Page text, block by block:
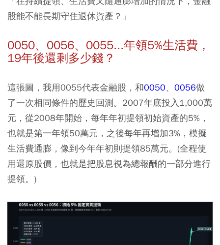
股能不能長期守住退休資產？」
0050、0056、0055...年領5%生活費，
19年後還剩多少錢？
這張圖，我用0055代表金融股，和0050、 0056做
了一次相同條件的歷史回測。2007年底投入1,000萬
元，從2008年開始，每年年初提領初始資產的5%，
也就是第一年領50萬元，之後每年再增加3%，模擬
生活費通膨，像到今年年初則提領85萬元。(全程使
用還原股價，也就是把股息視為總報酬的一部分進行
提領。)